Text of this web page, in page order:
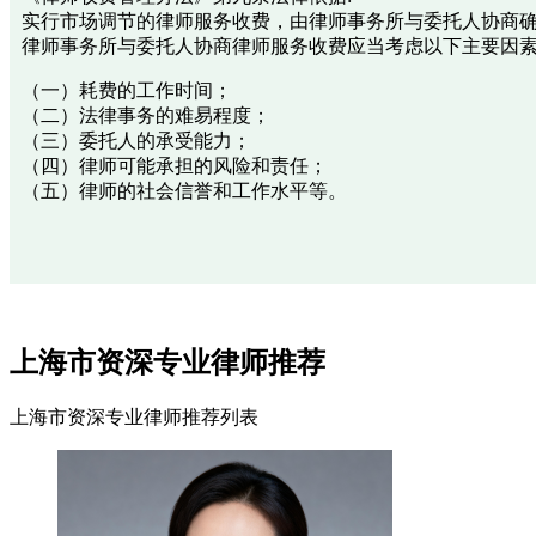
实行市场调节的律师服务收费，由律师事务所与委托人协商确
律师事务所与委托人协商律师服务收费应当考虑以下主要因素
（一）耗费的工作时间；
（二）法律事务的难易程度；
（三）委托人的承受能力；
（四）律师可能承担的风险和责任；
（五）律师的社会信誉和工作水平等。
上海市资深专业律师推荐
上海市资深专业律师推荐列表